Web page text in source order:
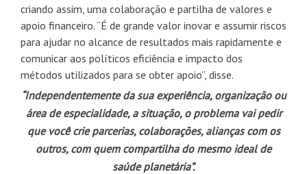
criando assim, uma colaboração e partilha de valores e
apoio financeiro. “É de grande valor inovar e assumir riscos
para ajudar no alcance de resultados mais rapidamente e
comunicar aos políticos eficiência e impacto dos
métodos utilizados para se obter apoio”, disse.
“Independentemente da sua experiência, organização ou
área de especialidade, a situação, o problema vai pedir
que você crie parcerias, colaborações, alianças com os
outros, com quem compartilha do mesmo ideal de
saúde planetária”.